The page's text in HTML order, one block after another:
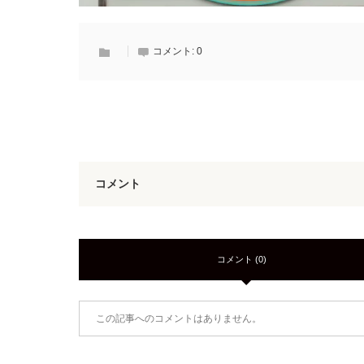
コメント: 0
コメント
コメント (0)
この記事へのコメントはありません。